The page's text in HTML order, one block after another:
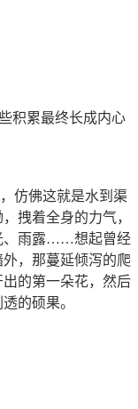
积累最终长成内心
仿佛这就是水到渠
拽着全身的力气，
、雨露……想起曾经
，那蔓延倾泻的爬
的第一朵花，然后
的硕果。